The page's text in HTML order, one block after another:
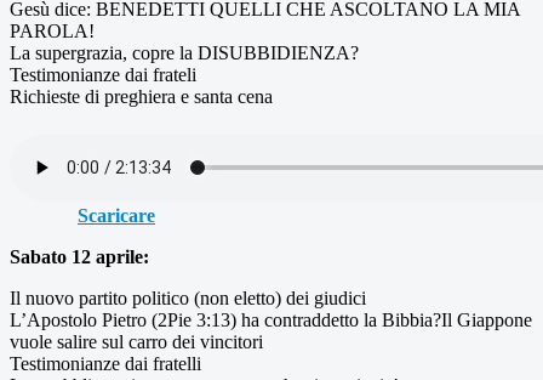
Gesù dice: BENEDETTI QUELLI CHE ASCOLTANO LA MIA
PAROLA!
La supergrazia, copre la DISUBBIDIENZA?
Testimonianze dai frateli
Richieste di preghiera e santa cena
Scaricare
Sabato 12 aprile:
Il nuovo partito politico (non eletto) dei giudici
L’Apostolo Pietro (2Pie 3:13) ha contraddetto la Bibbia?Il Giappone
vuole salire sul carro dei vincitori
Testimonianze dai fratelli